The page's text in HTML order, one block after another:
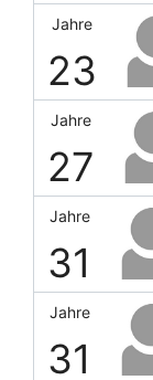
Jahre
23
Jahre
27
Jahre
31
Jahre
31